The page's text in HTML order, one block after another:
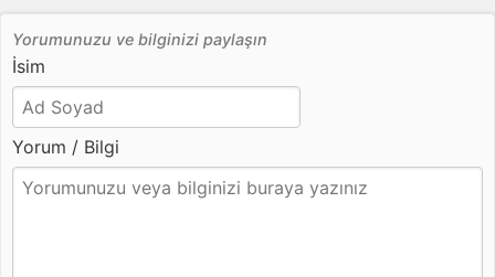
Yorumunuzu ve bilginizi paylaşın
İsim
Yorum / Bilgi